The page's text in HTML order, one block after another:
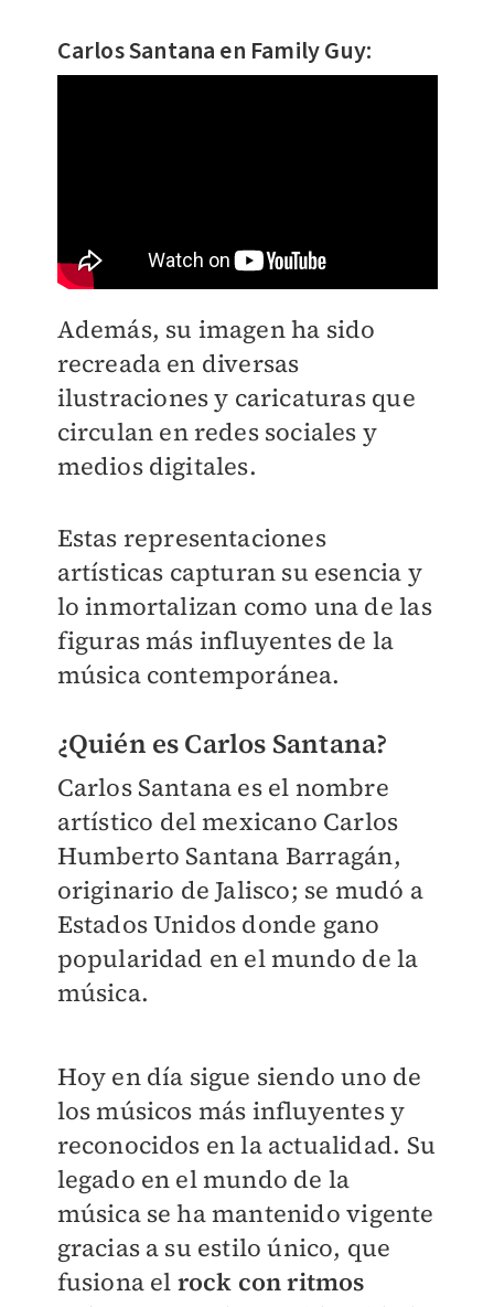
Carlos Santana en Family Guy:
Además, su imagen ha sido
recreada en diversas
ilustraciones y caricaturas que
circulan en redes sociales y
medios digitales.
Estas representaciones
artísticas capturan su esencia y
lo inmortalizan como una de las
figuras más influyentes de la
música contemporánea.
¿Quién es Carlos Santana?
Carlos Santana es el nombre
artístico del mexicano Carlos
Humberto Santana Barragán,
originario de Jalisco; se mudó a
Estados Unidos donde gano
popularidad en el mundo de la
música.
Hoy en día sigue siendo uno de
los músicos más influyentes y
reconocidos en la actualidad. Su
legado en el mundo de la
música se ha mantenido vigente
gracias a su estilo único, que
fusiona el rock con ritmos